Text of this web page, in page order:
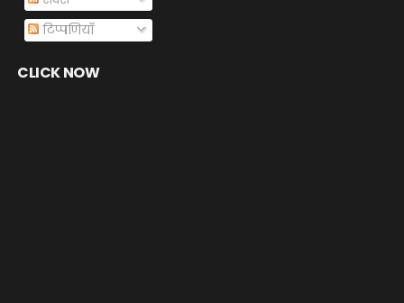
टिप्पणियाँ
CLICK NOW